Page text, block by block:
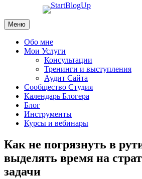
to
content
Меню
Обо мне
Мои Услуги
Консультации
Тренинги и выступления
Аудит Сайта
Сообщество Студия
Календарь Блогера
Блог
Инструменты
Курсы и вебинары
Как не погрязнуть в
выделять время на
задачи